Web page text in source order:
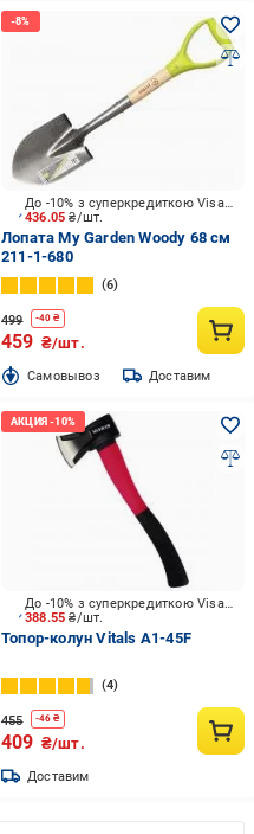
436.05₴/шт.
До -10% з суперкредиткою Visa Вигода
Лопата My Garden Woody 68 см
211-1-680
6
499 -40 ₴
459 ₴/шт.
Cамовывоз Доставим
388.55₴/шт.
До -10% з суперкредиткою Visa Вигода
Топор-колун Vitals A1-45F
4
455 -46 ₴
409 ₴/шт.
Доставим